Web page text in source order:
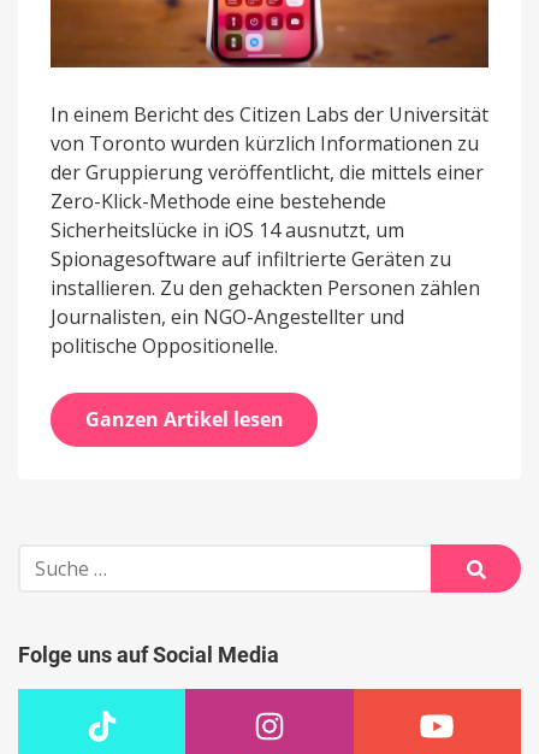
In einem Bericht des Citizen Labs der Universität
von Toronto wurden kürzlich Informationen zu
der Gruppierung veröffentlicht, die mittels einer
Zero-Klick-Methode eine bestehende
Sicherheitslücke in iOS 14 ausnutzt, um
Spionagesoftware auf infiltrierte Geräten zu
installieren. Zu den gehackten Personen zählen
Journalisten, ein NGO-Angestellter und
politische Oppositionelle.
Ganzen Artikel lesen
Suche
nach:
Suche
Folge uns auf Social Media